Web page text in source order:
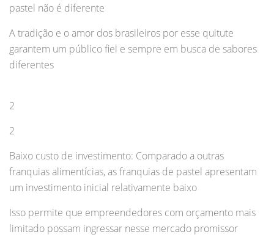
pastel não é diferente
A tradição e o amor dos brasileiros por esse quitute
garantem um público fiel e sempre em busca de sabores
diferentes
2
2
Baixo custo de investimento: Comparado a outras
franquias alimentícias, as franquias de pastel apresentam
um investimento inicial relativamente baixo
Isso permite que empreendedores com orçamento mais
limitado possam ingressar nesse mercado promissor